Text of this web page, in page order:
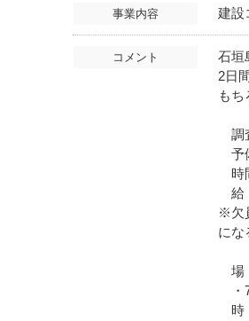
事業内容 建設
コメント
石垣
2日
も
調
予
時
給
※欠
にな
場
・
時